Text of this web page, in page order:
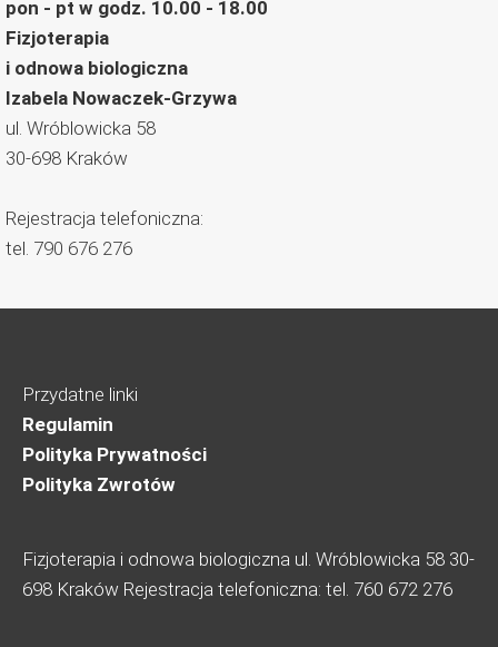
pon - pt w godz. 10.00 - 18.00
Fizjoterapia
i odnowa biologiczna
Izabela Nowaczek-Grzywa
ul. Wróblowicka 58
30-698 Kraków
Rejestracja telefoniczna:
tel. 790 676 276
Przydatne linki
Regulamin
Polityka Prywatności
Polityka Zwrotów
Fizjoterapia i odnowa biologiczna ul. Wróblowicka 58 30-
698 Kraków Rejestracja telefoniczna: tel. 760 672 276